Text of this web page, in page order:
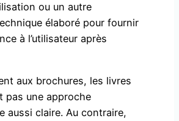
ou un autre
élaboré pour fournir
à l’utilisateur après
aux brochures, les livres
pas une approche
aussi claire. Au contraire,